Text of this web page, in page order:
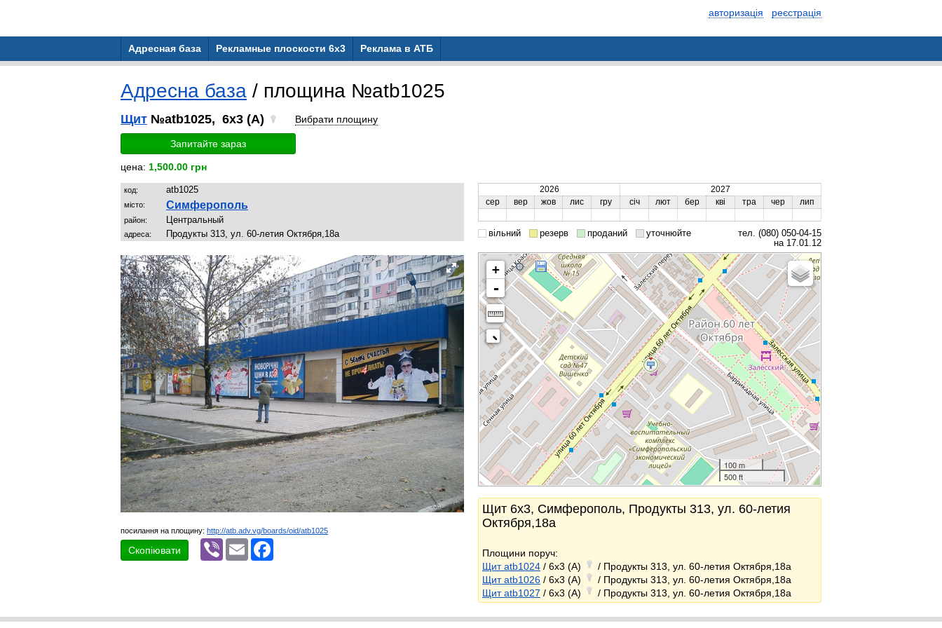
авторизація реєстрація
Адресная база Рекламные плоскости 6x3 Реклама в АТБ
Адресна база / площина №atb1025
Щит №atb1025, 6x3 (A) Вибрати площину
Запитайте зараз
цена: 1,500.00 грн
код: atb1025
місто: Симферополь
район: Центральный
адреса: Продукты 313, ул. 60-летия Октября,18а
посилання на площину: http://atb.adv.vg/boards/oid/atb1025
Скопіювати
Viber Email
2026
2027
сер
вер жов лис гру січ лют бер кві тра чер лип
вільний резерв проданий уточнюйте
тел. (080) 050-04-15
на 17.01.12
+
-
100 m
500 ft
Щит 6x3, Симферополь, Продукты 313, ул. 60-летия
Октября,18а
Площини поруч:
Щит atb1024 / 6x3 (A)
/ Продукты 313, ул. 60-летия Октября,18а
Щит atb1026 / 6x3 (A)
/ Продукты 313, ул. 60-летия Октября,18а
Щит atb1027 / 6x3 (A) / Продукты 313, ул. 60-летия Октября,18а